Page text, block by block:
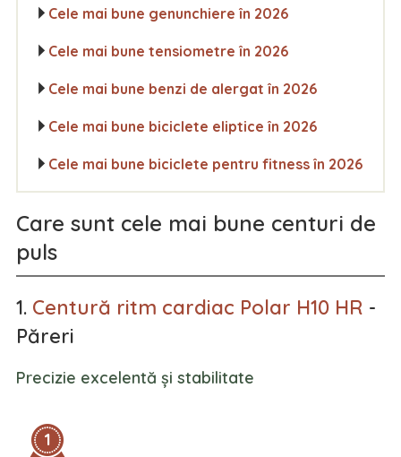
Cele mai bune genunchiere în 2026
Cele mai bune tensiometre în 2026
Cele mai bune benzi de alergat în 2026
Cele mai bune biciclete eliptice în 2026
Cele mai bune biciclete pentru fitness în 2026
Care sunt cele mai bune centuri de
puls
1. Centură ritm cardiac Polar H10 HR -
Păreri
Precizie excelentă și stabilitate
1